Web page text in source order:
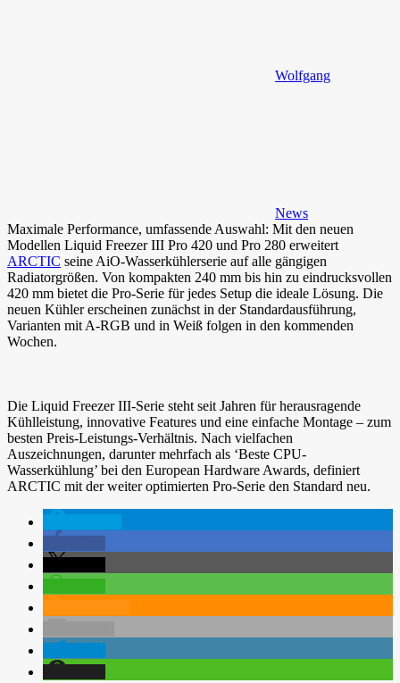
Wolfgang
News
Maximale Performance, umfassende Auswahl: Mit den neuen
Modellen Liquid Freezer III Pro 420 und Pro 280 erweitert
ARCTIC seine AiO-Wasserkühlerserie auf alle gängigen
Radiatorgrößen. Von kompakten 240 mm bis hin zu eindrucksvollen
420 mm bietet die Pro-Serie für jedes Setup die ideale Lösung. Die
neuen Kühler erscheinen zunächst in der Standardausführung,
Varianten mit A-RGB und in Weiß folgen in den kommenden
Wochen.
Die Liquid Freezer III-Serie steht seit Jahren für herausragende
Kühlleistung, innovative Features und eine einfache Montage – zum
besten Preis-Leistungs-Verhältnis. Nach vielfachen
Auszeichnungen, darunter mehrfach als ‘Beste CPU-
Wasserkühlung’ bei den European Hardware Awards, definiert
ARCTIC mit der weiter optimierten Pro-Serie den Standard neu.